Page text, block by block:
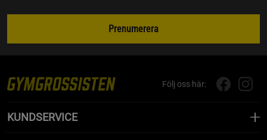
Prenumerera
Följ oss här:
KUNDSERVICE